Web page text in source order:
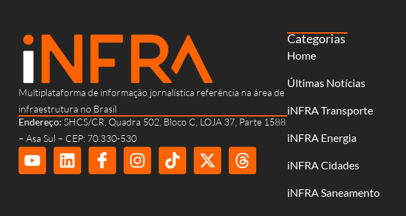
Multiplataforma de informação jornalística referência na área de
infraestrutura no Brasil
Endereço: SHCS/CR, Quadra 502, Bloco C, LOJA 37, Parte 1588
– Asa Sul – CEP: 70.330-530
Categorias
Home
Últimas Notícias
iNFRA Transporte
iNFRA Energia
iNFRA Cidades
iNFRA Saneamento